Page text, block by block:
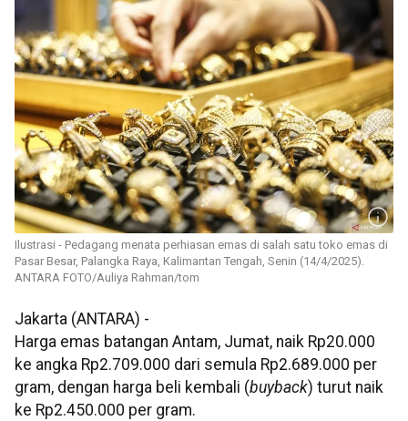
Ilustrasi - Pedagang menata perhiasan emas di salah satu toko emas di
Pasar Besar, Palangka Raya, Kalimantan Tengah, Senin (14/4/2025).
ANTARA FOTO/Auliya Rahman/tom
Jakarta (ANTARA) -
Harga emas batangan Antam, Jumat, naik Rp20.000
ke angka Rp2.709.000 dari semula Rp2.689.000 per
gram, dengan harga beli kembali (buyback) turut naik
ke Rp2.450.000 per gram.